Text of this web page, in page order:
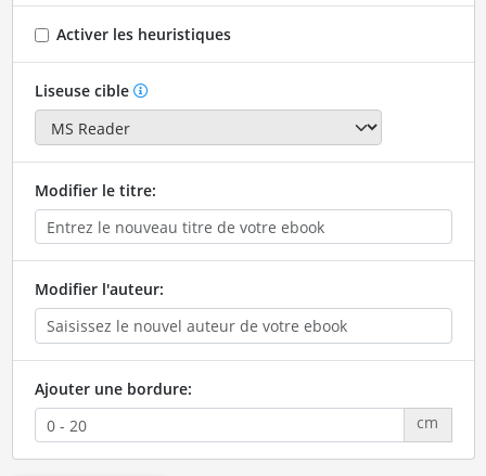
Activer les heuristiques
Liseuse cible
Modifier le titre:
Modifier l'auteur:
Ajouter une bordure:
cm